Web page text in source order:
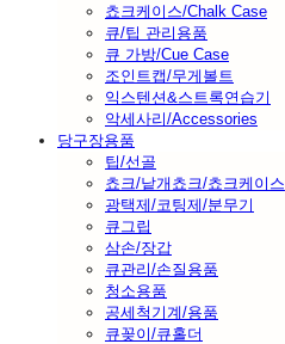
쵸크케이스/Chalk Case
큐/팁 관리용품
큐 가방/Cue Case
조인트캡/무게볼트
익스텐션&스트록연습기
악세사리/Accessories
당구장용품
팁/선골
쵸크/낱개쵸크/쵸크케이스
광택제/코팅제/분무기
큐그립
삼손/장갑
큐관리/손질용품
청소용품
공세척기계/용품
큐꽂이/큐홀더